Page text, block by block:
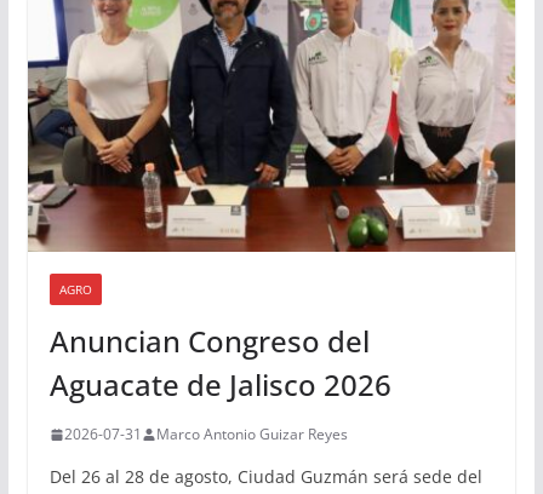
AGRO
Anuncian Congreso del
Aguacate de Jalisco 2026
2026-07-31 Marco Antonio Guizar Reyes
Del 26 al 28 de agosto, Ciudad Guzmán será sede del